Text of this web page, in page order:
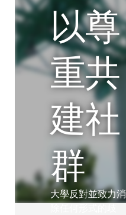
以尊
重共
建社
群
大學反對並致力消